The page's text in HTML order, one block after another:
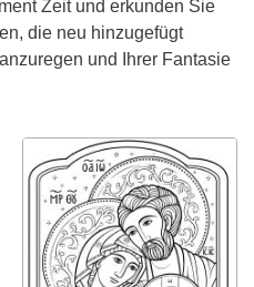
Zeit und erkunden Sie
die neu hinzugefügt
und Ihrer Fantasie